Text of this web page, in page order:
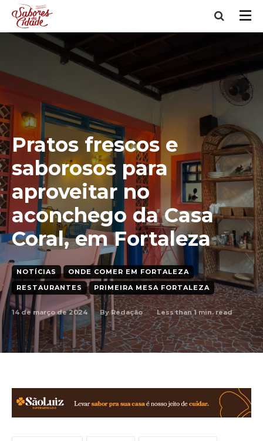
Pratos frescos e
saborosos para
aproveitar no
aconchego da Casa
Coral, em Fortaleza
NOTÍCIAS
ONDE COMER EM FORTALEZA
RESTAURANTES
PRIMEIRA MESA FORTALEZA
14 de março de 2024 By Redação Less than 1min. read